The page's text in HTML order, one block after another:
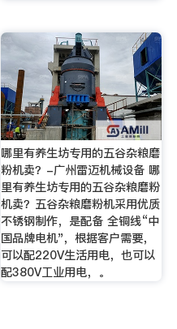
哪里有养生坊专用的五谷杂粮磨
粉机卖？-广州雷迈机械设备 哪
里有养生坊专用的五谷杂粮磨粉
机卖？五谷杂粮磨粉机采用优质
不锈钢制作，是配备 全铜线“中
国品牌电机"，根据客户需要，
可以配220V生活用电，也可以
配380V工业用电，。